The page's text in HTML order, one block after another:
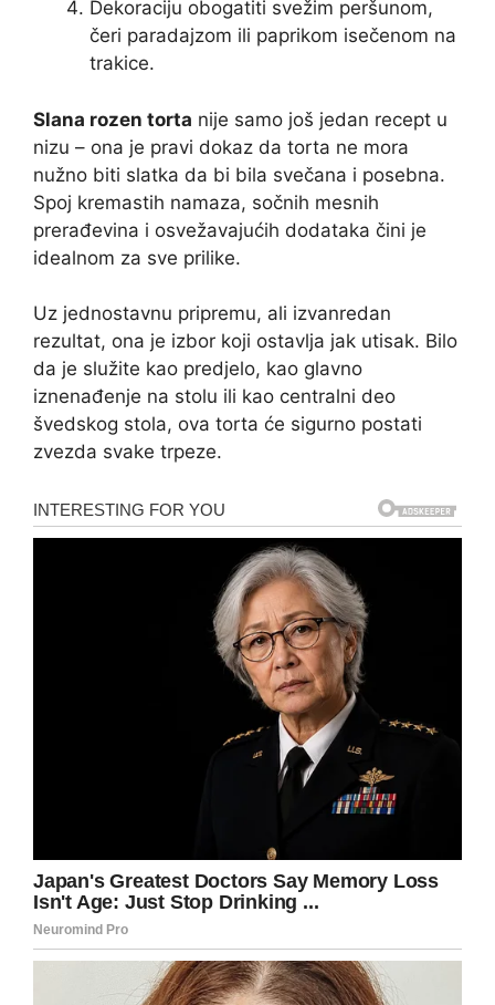
Dekoraciju obogatiti svežim peršunom,
čeri paradajzom ili paprikom isečenom na
trakice.
Slana rozen torta nije samo još jedan recept u
nizu – ona je pravi dokaz da torta ne mora
nužno biti slatka da bi bila svečana i posebna.
Spoj kremastih namaza, sočnih mesnih
prerađevina i osvežavajućih dodataka čini je
idealnom za sve prilike.
Uz jednostavnu pripremu, ali izvanredan
rezultat, ona je izbor koji ostavlja jak utisak. Bilo
da je služite kao predjelo, kao glavno
iznenađenje na stolu ili kao centralni deo
švedskog stola, ova torta će sigurno postati
zvezda svake trpeze.